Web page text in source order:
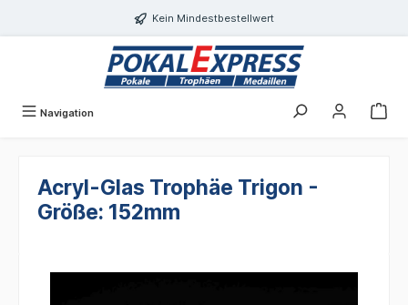
Kein Mindestbestellwert
Navigation
Acryl-Glas Trophäe Trigon -
Größe: 152mm